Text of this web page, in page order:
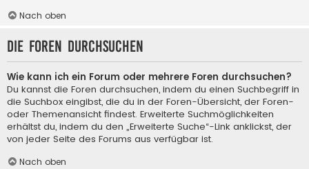
Nach oben
Die Foren durchsuchen
Wie kann ich ein Forum oder mehrere Foren durchsuchen?
Du kannst die Foren durchsuchen, indem du einen Suchbegriff in
die Suchbox eingibst, die du in der Foren-Übersicht, der Foren-
oder Themenansicht findest. Erweiterte Suchmöglichkeiten
erhältst du, indem du den „Erweiterte Suche“-Link anklickst, der
von jeder Seite des Forums aus verfügbar ist.
Nach oben